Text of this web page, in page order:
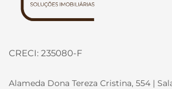
CRECI: 235080-F
Alameda Dona Tereza Cristina, 554 |